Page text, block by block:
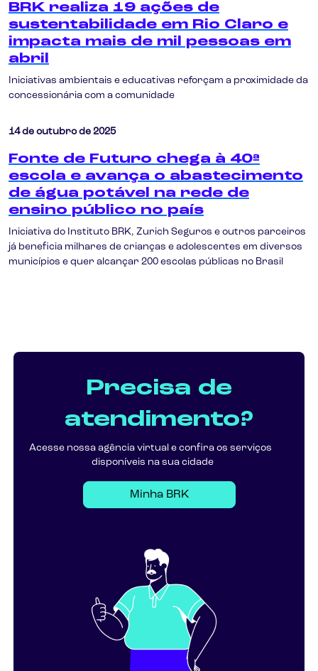
BRK realiza 19 ações de
sustentabilidade em Rio Claro e
impacta mais de mil pessoas em
abril
Iniciativas ambientais e educativas reforçam a proximidade da
concessionária com a comunidade
14 de outubro de 2025
Fonte de Futuro chega à 40ª
escola e avança o abastecimento
de água potável na rede de
ensino público no país
Iniciativa do Instituto BRK, Zurich Seguros e outros parceiros
já beneficia milhares de crianças e adolescentes em diversos
municípios e quer alcançar 200 escolas públicas no Brasil
Precisa de
atendimento?
Acesse nossa agência virtual e confira os serviços
disponíveis na sua cidade
Minha BRK